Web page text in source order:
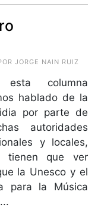
JORGE NAIN RUIZ
esta columna
hablado de la
por parte de
autoridades
y locales,
tienen que ver
la Unesco y el
para la Música